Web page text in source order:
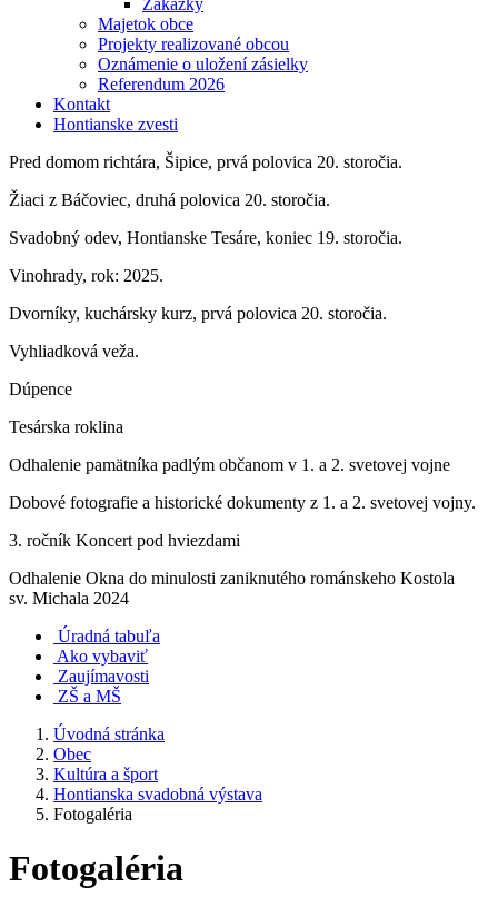
Zákazky
Majetok obce
Projekty realizované obcou
Oznámenie o uložení zásielky
Referendum 2026
Kontakt
Hontianske zvesti
Pred domom richtára, Šipice, prvá polovica 20. storočia.
Žiaci z Báčoviec, druhá polovica 20. storočia.
Svadobný odev, Hontianske Tesáre, koniec 19. storočia.
Vinohrady, rok: 2025.
Dvorníky, kuchársky kurz, prvá polovica 20. storočia.
Vyhliadková veža.
Dúpence
Tesárska roklina
Odhalenie pamätníka padlým občanom v 1. a 2. svetovej vojne
Dobové fotografie a historické dokumenty z 1. a 2. svetovej vojny.
3. ročník Koncert pod hviezdami
Odhalenie Okna do minulosti zaniknutého románskeho Kostola
sv. Michala 2024
Úradná tabuľa
Ako vybaviť
Zaujímavosti
ZŠ a MŠ
Úvodná stránka
Obec
Kultúra a šport
Hontianska svadobná výstava
Fotogaléria
Fotogaléria